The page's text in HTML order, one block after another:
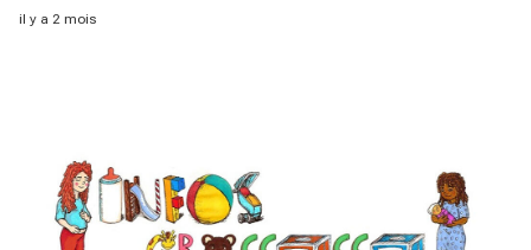
enfant
il y a 2 mois